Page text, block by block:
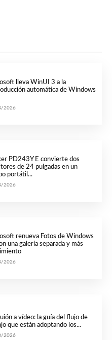
lleva WinUI 3 a la
automática de Windows
2026
PD243Y E convierte dos
de 24 pulgadas en un
portátil...
2026
renueva Fotos de Windows
una galería separada y más
2026
a vídeo: la guía del flujo de
que están adoptando los...
2026